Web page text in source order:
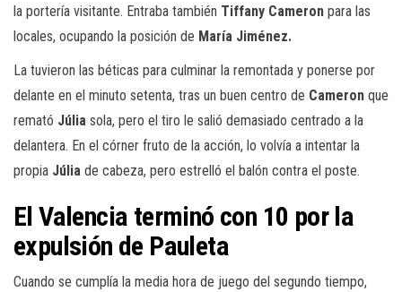
la portería visitante. Entraba también Tiffany Cameron para las
locales, ocupando la posición de María Jiménez.
La tuvieron las béticas para culminar la remontada y ponerse por
delante en el minuto setenta, tras un buen centro de Cameron que
remató Júlia sola, pero el tiro le salió demasiado centrado a la
delantera. En el córner fruto de la acción, lo volvía a intentar la
propia Júlia de cabeza, pero estrelló el balón contra el poste.
El Valencia terminó con 10 por la
expulsión de Pauleta
Cuando se cumplía la media hora de juego del segundo tiempo,